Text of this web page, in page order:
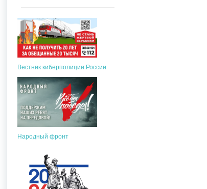
Вестник киберполиции России
Народный фронт